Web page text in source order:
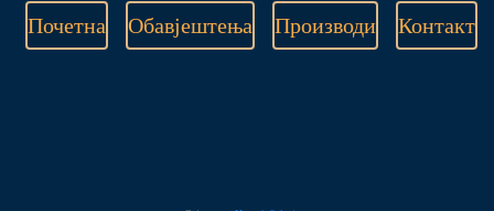
Почетна Обавјештења Производи Контакт